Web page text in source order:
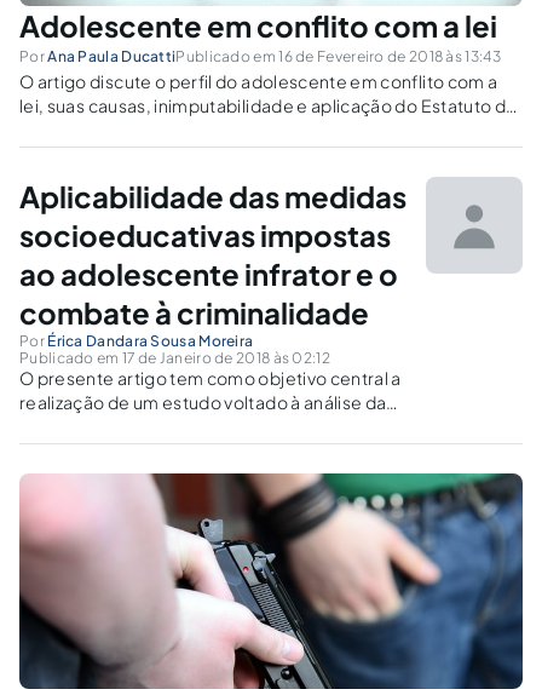
Adolescente em conflito com a lei
PorAna Paula DucattiPublicado em 16 de Fevereiro de 2018 às 13:43
O artigo discute o perfil do adolescente em conflito com a
lei, suas causas, inimputabilidade e aplicação do Estatuto da
Aplicabilidade das medidas
socioeducativas impostas
ao adolescente infrator e o
combate à criminalidade
Por Érica Dandara Sousa Moreira
Publicado em 17 de Janeiro de 2018 às 02:12
O presente artigo tem como objetivo central a
realização de um estudo voltado à análise das
medida de internação, tomando como base o
que dispõe o Estatuto da Criança e do
Adolescente e perfazendo análises críticas.